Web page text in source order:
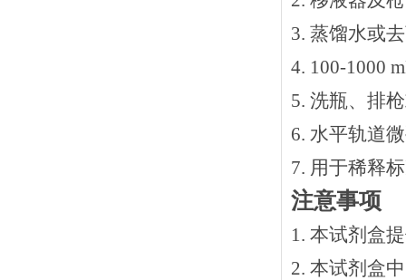
3. 蒸馏水或
4. 100-1000
5. 洗瓶、排
6. 水平轨道
7. 用于稀释
注意事项
1. 本试剂盒
2. 本试剂盒